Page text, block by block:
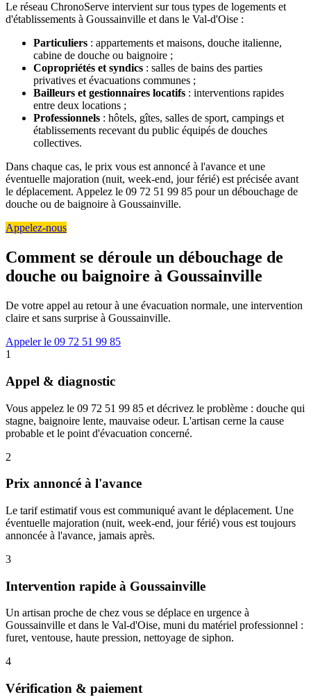
Le réseau ChronoServe intervient sur tous types de logements et
d'établissements à Goussainville et dans le Val-d'Oise :
Particuliers : appartements et maisons, douche italienne,
cabine de douche ou baignoire ;
Copropriétés et syndics : salles de bains des parties
privatives et évacuations communes ;
Bailleurs et gestionnaires locatifs : interventions rapides
entre deux locations ;
Professionnels : hôtels, gîtes, salles de sport, campings et
établissements recevant du public équipés de douches
collectives.
Dans chaque cas, le prix vous est annoncé à l'avance et une
éventuelle majoration (nuit, week-end, jour férié) est précisée avant
le déplacement. Appelez le 09 72 51 99 85 pour un débouchage de
douche ou de baignoire à Goussainville.
Appelez-nous
Comment se déroule un débouchage de
douche ou baignoire à Goussainville
De votre appel au retour à une évacuation normale, une intervention
claire et sans surprise à Goussainville.
Appeler le 09 72 51 99 85
1
Appel & diagnostic
Vous appelez le 09 72 51 99 85 et décrivez le problème : douche qui
stagne, baignoire lente, mauvaise odeur. L'artisan cerne la cause
probable et le point d'évacuation concerné.
2
Prix annoncé à l'avance
Le tarif estimatif vous est communiqué avant le déplacement. Une
éventuelle majoration (nuit, week-end, jour férié) vous est toujours
annoncée à l'avance, jamais après.
3
Intervention rapide à Goussainville
Un artisan proche de chez vous se déplace en urgence à
Goussainville et dans le Val-d'Oise, muni du matériel professionnel :
furet, ventouse, haute pression, nettoyage de siphon.
4
Vérification & paiement